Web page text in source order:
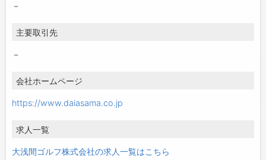
－
主要取引先
－
会社ホームページ
https://www.daiasama.co.jp
求人一覧
大浅間ゴルフ株式会社の求人一覧はこちら